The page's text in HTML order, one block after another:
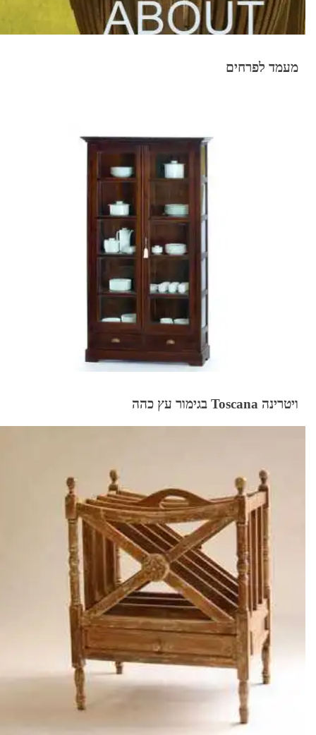
מעמד לפרחים
ויטרינה Toscana בגימור עץ כהה